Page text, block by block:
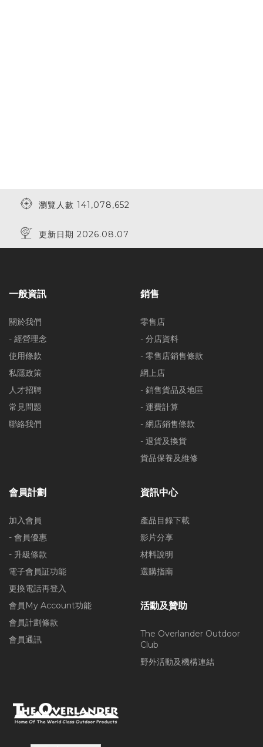
瀏覽人數 141,078,652
更新日期 2026.08.07
一般資訊
關於我們
- 經營理念
使用條款
私隱政策
人才招聘
常見問題
聯絡我們
銷售
零售店
- 分店資料
- 零售店銷售條款
網上店
- 銷售貨品及地區
- 運費計算
- 網店銷售條款
- 退貨及換貨
貨品保養及維修
會員計劃
加入會員
- 會員優惠
- 升級條款
電子會員証功能
更換電話再登入
會員My Account功能
會員計劃條款
會員通訊
資訊中心
產品目錄下載
影片分享
材料說明
選購指南
活動及贊助
The Overlander Outdoor
Club
野外活動及機構連結